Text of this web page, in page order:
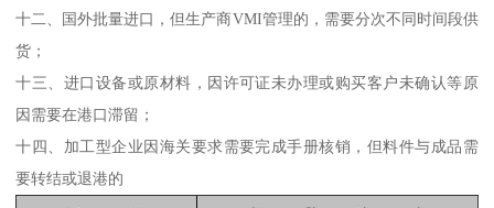
十二、国外批量进口，但生产商VMI管理的，需要分次不同时间段供
货；
十三、进口设备或原材料，因许可证未办理或购买客户未确认等原
因需要在港口滞留；
十四、加工型企业因海关要求需要完成手册核销，但料件与成品需
要转结或退港的